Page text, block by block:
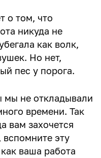
о том, что
никуда не
как волк,
Но нет,
пес у порога.
мы не откладывали
времени. Так
вам захочется
вспомните эту
ваша работа